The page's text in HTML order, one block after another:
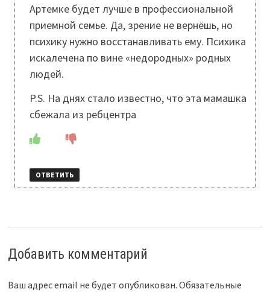
Артемке будет лучше в профессиональной
приемной семье. Да, зрение не вернёшь, но
психику нужно восстанавливать ему. Психика
искалечена по вине «недородных» родных
людей.
P.S. На днях стало известно, что эта мамашка
сбежала из ребцентра
ОТВЕТИТЬ
Добавить комментарий
Ваш адрес email не будет опубликован. Обязательные